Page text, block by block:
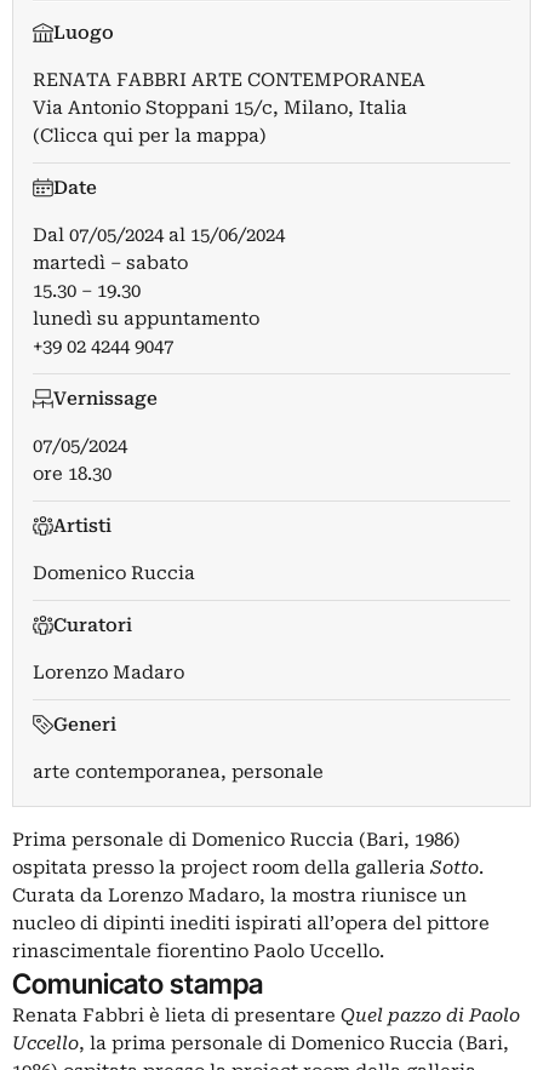
Luogo
RENATA FABBRI ARTE CONTEMPORANEA
Via Antonio Stoppani 15/c, Milano, Italia
(Clicca qui per la mappa)
Date
Dal 07/05/2024al 15/06/2024
martedì – sabato
15.30 – 19.30
lunedì su appuntamento
+39 02 4244 9047
Vernissage
07/05/2024
ore 18.30
Artisti
Domenico Ruccia
Curatori
Lorenzo Madaro
Generi
arte contemporanea, personale
Prima personale di Domenico Ruccia (Bari, 1986)
ospitata presso la project room della galleria Sotto.
Curata da Lorenzo Madaro, la mostra riunisce un
nucleo di dipinti inediti ispirati all’opera del pittore
rinascimentale fiorentino Paolo Uccello.
Comunicato stampa
Renata Fabbri è lieta di presentare Quel pazzo di Paolo
Uccello, la prima personale di Domenico Ruccia (Bari,